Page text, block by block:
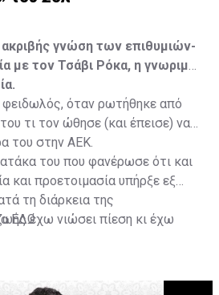
γνώση των επιθυμιών-
με τον Τσάβι Ρόκα, η γνωριμία
όταν ρωτήθηκε από
τι τον ώθησε (και έπεισε) να
του στην ΑΕΚ.
του που φανέρωσε ότι και
και προετοιμασία υπήρξε εξ
τη διάρκεια της
έχω νιώσει πίεση κι έχω
ΕΔΩ